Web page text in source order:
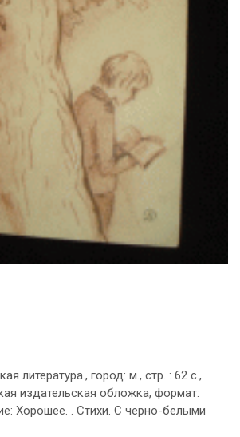
литература., город: м., стр. : 62 с.,
издательская обложка, формат:
Хорошее. . Стихи. С черно-белыми